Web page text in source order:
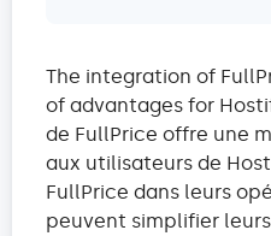
The integration of
of advantages for
de FullPrice offre une
aux utilisateurs de
FullPrice dans leurs
peuvent simplifier